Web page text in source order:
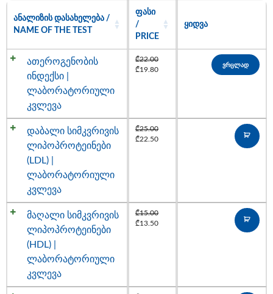
ᲐᲜᲐᲚᲘᲖᲘᲡ ᲓᲐᲡᲐᲮᲔᲚᲔᲑᲐ /
NAME OF THE TEST
ᲤᲐᲡᲘ
/
PRICE
ᲧᲘᲓᲕᲐ
ათეროგენობის
ინდექსი |
ლაბორატორიული
კვლევა
₾22.00
₾19.80
ვრცლად
დაბალი სიმკვრივის
ლიპოპროტეინები
(LDL) |
ლაბორატორიული
კვლევა
₾25.00
₾22.50
მაღალი სიმკვრივის
ლიპოპროტეინები
(HDL) |
ლაბორატორიული
კვლევა
₾15.00
₾13.50